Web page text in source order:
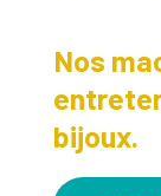
Nos
bijoux.